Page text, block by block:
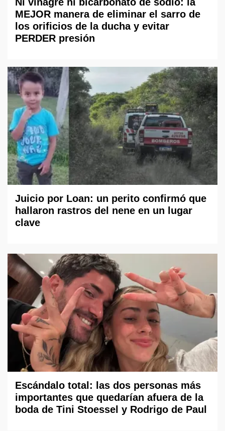
MEJOR manera de eliminar el sarro de
los orificios de la ducha y evitar
PERDER presión
Juicio por Loan: un perito confirmó que
hallaron rastros del nene en un lugar
clave
Escándalo total: las dos personas más
importantes que quedarían afuera de la
boda de Tini Stoessel y Rodrigo de Paul